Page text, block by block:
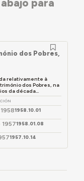
para
dos Pobres,
relativamente à
dos Pobres, na
da década...
1958.10.01
19571958.01.08
1957.10.14